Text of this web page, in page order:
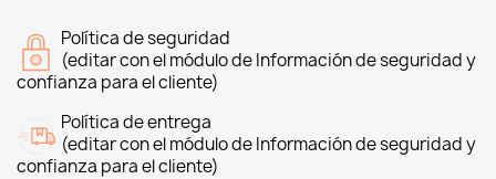
Política de seguridad
(editar con el módulo de Información de seguridad y
confianza para el cliente)
Política de entrega
(editar con el módulo de Información de seguridad y
confianza para el cliente)